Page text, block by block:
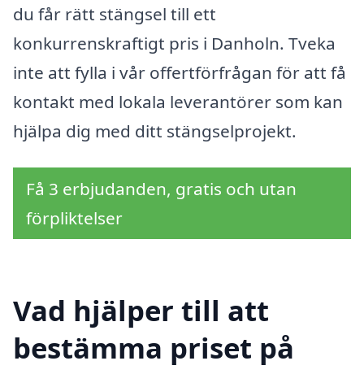
du får rätt stängsel till ett
konkurrenskraftigt pris i Danholn. Tveka
inte att fylla i vår offertförfrågan för att få
kontakt med lokala leverantörer som kan
hjälpa dig med ditt stängselprojekt.
Få 3 erbjudanden, gratis och utan
förpliktelser
Vad hjälper till att
bestämma priset på